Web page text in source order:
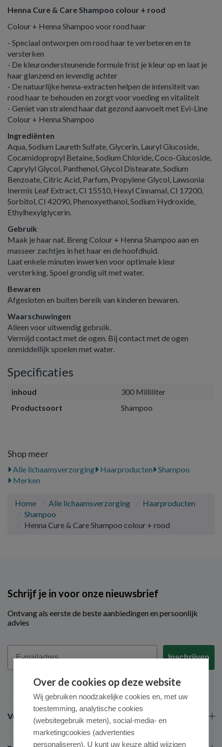
Henna Cure & Care Shampoo colour + rood
Colour + Henna Shampoo voor rood haar
- Speciaal ontworpen om rood haar te verbeteren en te
versterken
- De kleurondersteunende formule frist je kleur op en laat je
haar glanzend en levendig achter
- De natuurlijke henna-extracten helpen de intensiteit van
rood haar te behouden en zorgt voor voeding en vitaliteit
- Geniet van stralend haar dat gezond aanvoelt met Evi-Line
Colour + Henna Shampoo
Ingrediënten
Aqua, Sodium Laureth Sulfate, Glycerin, Lauryl Glucoside,
Cocamidopropyl Betaine, Sodium Chloride, Coco-Glucoside,
Caprylyl Glycol, Panthenol, Glycol Distearate, Sodium
Benzoate, Citric Acid, Parfum, Propylene Glycol, Lawsonia
Inermis Leaf Extract, CI 15510, Hexyl Cinnamal, CI 17200,
Sorbitol, CI 42090, Phenoxyethanol, Sodium Hydroxide,
Ethylhexylglycerin.
Gebruik
Maak je haar nat. Breng Colour + Henna Shampoo aan en
masseer zachtjes in het haar en de hoofdhuid.
Laat enkele minuten inwerken voor optimale kleur
versterking. Spoel grondig uit met water.
Bewaren
Afgesloten en buiten bereik van kinderen bewaren.
Waarschuwingen
Alleen voor uitwendig gebruik.
Vermijd contact met de ogen. Bij contact met de ogen
onmiddellijk spoelen met water.
Specificaties
inhoud
300 Milliliter
Productsoort
Shampoo
Shop meer
Alle lichaamsverzorging Haarproducten
Shampoo
Merken
Home Alle lichaamsverzorging
Haarproducten
Shampoo
Henna Cure & Care Shampoo colour + rood
Schrijf je in voor onze nieuwsbrief
Ontvang als eerste de beste aanbiedingen en persoonlijk
advies
Email
Inschrijven
Veel gestelde vragen
Over de cookies op deze website
Wij gebruiken noodzakelijke cookies en, met uw
toestemming, analytische cookies
(websitegebruik meten), social-media- en
marketingcookies (advertenties
personaliseren). U kunt uw keuze altijd wijzigen